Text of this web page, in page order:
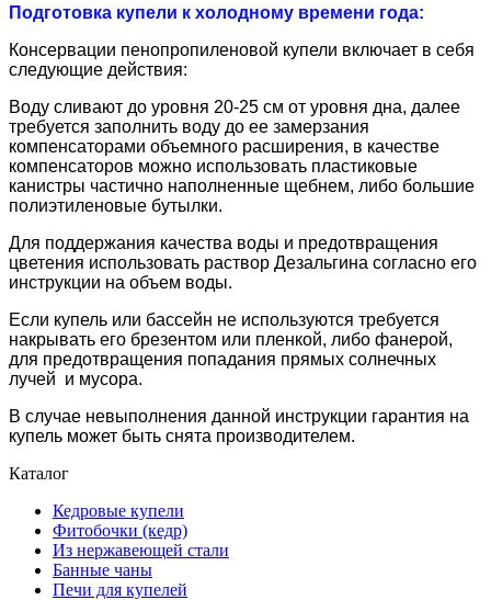
Подготовка купели к холодному времени года:
Консервации пенопропиленовой купели включает в себя
следующие действия:
Воду сливают до уровня 20-25 см от уровня дна, далее
требуется заполнить воду до ее замерзания
компенсаторами объемного расширения, в качестве
компенсаторов можно использовать пластиковые
канистры частично наполненные щебнем, либо большие
полиэтиленовые бутылки.
Для поддержания качества воды и предотвращения
цветения использовать раствор Дезальгина согласно его
инструкции на объем воды.
Если купель или бассейн не используются требуется
накрывать его брезентом или пленкой, либо фанерой,
для предотвращения попадания прямых солнечных
лучей и мусора.
В случае невыполнения данной инструкции гарантия на
купель может быть снята производителем.
Каталог
Кедровые купели
Фитобочки (кедр)
Из нержавеющей стали
Банные чаны
Печи для купелей